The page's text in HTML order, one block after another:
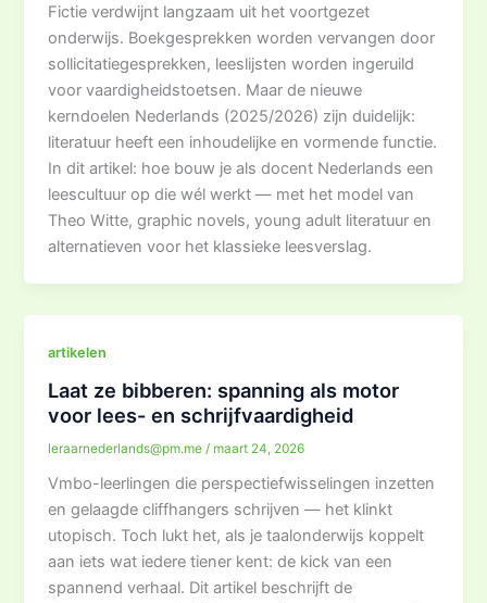
Fictie verdwijnt langzaam uit het voortgezet
onderwijs. Boekgesprekken worden vervangen door
sollicitatiegesprekken, leeslijsten worden ingeruild
voor vaardigheidstoetsen. Maar de nieuwe
kerndoelen Nederlands (2025/2026) zijn duidelijk:
literatuur heeft een inhoudelijke en vormende functie.
In dit artikel: hoe bouw je als docent Nederlands een
leescultuur op die wél werkt — met het model van
Theo Witte, graphic novels, young adult literatuur en
alternatieven voor het klassieke leesverslag.
artikelen
Laat ze bibberen: spanning als motor
voor lees- en schrijfvaardigheid
leraarnederlands@pm.me / maart 24, 2026
Vmbo-leerlingen die perspectiefwisselingen inzetten
en gelaagde cliffhangers schrijven — het klinkt
utopisch. Toch lukt het, als je taalonderwijs koppelt
aan iets wat iedere tiener kent: de kick van een
spannend verhaal. Dit artikel beschrijft de